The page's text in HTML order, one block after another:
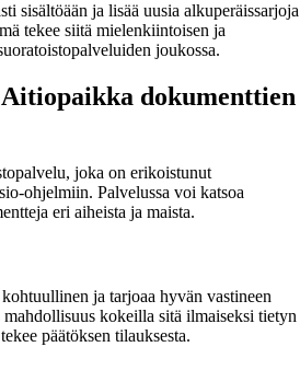
sisältöään ja lisää uusia alkuperäissarjoja
tekee siitä mielenkiintoisen ja
joukossa.
dokumenttien
joka on erikoistunut
ohjelmiin. Palvelussa voi katsoa
eri aiheista ja maista.
ja tarjoaa hyvän vastineen
kokeilla sitä ilmaiseksi tietyn
päätöksen tilauksesta.